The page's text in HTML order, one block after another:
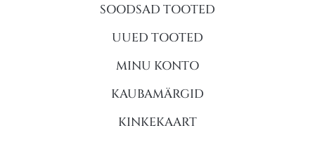
SOODSAD TOOTED
UUED TOOTED
MINU KONTO
KAUBAMÄRGID
KINKEKAART